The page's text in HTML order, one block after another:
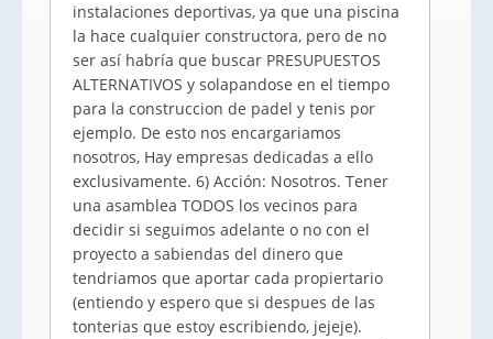
instalaciones deportivas, ya que una piscina
la hace cualquier constructora, pero de no
ser así habría que buscar PRESUPUESTOS
ALTERNATIVOS y solapandose en el tiempo
para la construccion de padel y tenis por
ejemplo. De esto nos encargariamos
nosotros, Hay empresas dedicadas a ello
exclusivamente. 6) Acción: Nosotros. Tener
una asamblea TODOS los vecinos para
decidir si seguimos adelante o no con el
proyecto a sabiendas del dinero que
tendriamos que aportar cada propiertario
(entiendo y espero que si despues de las
tonterias que estoy escribiendo, jejeje).